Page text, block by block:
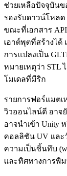
ช่วยเหลือปัจจุบันขอ
รองรับดาวน์โหลด
ขณะที่เอกสาร
เอาต์พุตที่สร้างได้
การแปลงเป็น
หมายเหตุว่า STL
โมเดลที่มีริก
รายการฟอร์แมต
วิวออนไลน์ดี อาจ
อาจนำเข้า Unity
คอลลิชัน UV และ
ความเป็นชิ้นทึบ
และทิศทางการพิ